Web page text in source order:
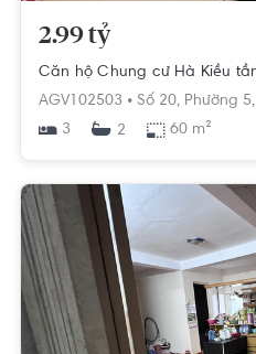
2.99 tỷ
AGV102503 • Số 20, Phường 5,
3
2 60 m²